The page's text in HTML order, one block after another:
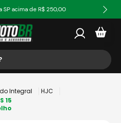
SP acima de R$ 250,00
Integral
HJC
15